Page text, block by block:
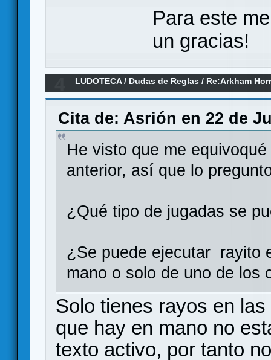
Para este
un gracias!
LUDOTECA/ Dudas de Reglas / Re:Arkham
Cita de: Asrión en 22 de
He visto que me
anterior, así que lo
¿Qué tipo de jugadas se
¿Se puede ejecutar rayito
mano o solo de uno de los
Solo tienes rayos en
que hay en mano no
texto activo, por tanto